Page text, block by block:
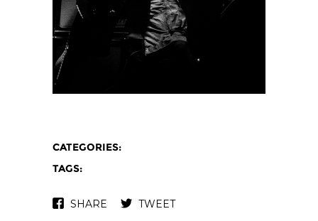
CATEGORIES:
TAGS:
SHARE TWEET